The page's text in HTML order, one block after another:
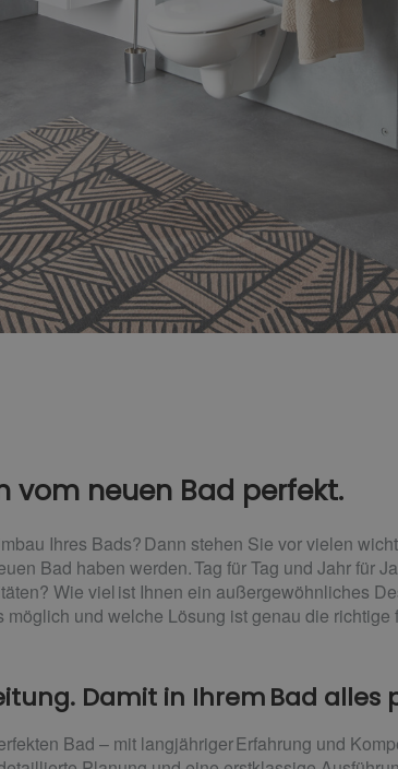
vom neuen Bad perfekt.
Ihres Bads? Dann stehen Sie vor vielen
Bad haben werden. Tag für Tag und Jahr für
Wie viel ist Ihnen ein außergewöhnliches
und welche Lösung ist genau die richtige
Damit in Ihrem Bad alles
Bad – mit langjähriger Erfahrung und